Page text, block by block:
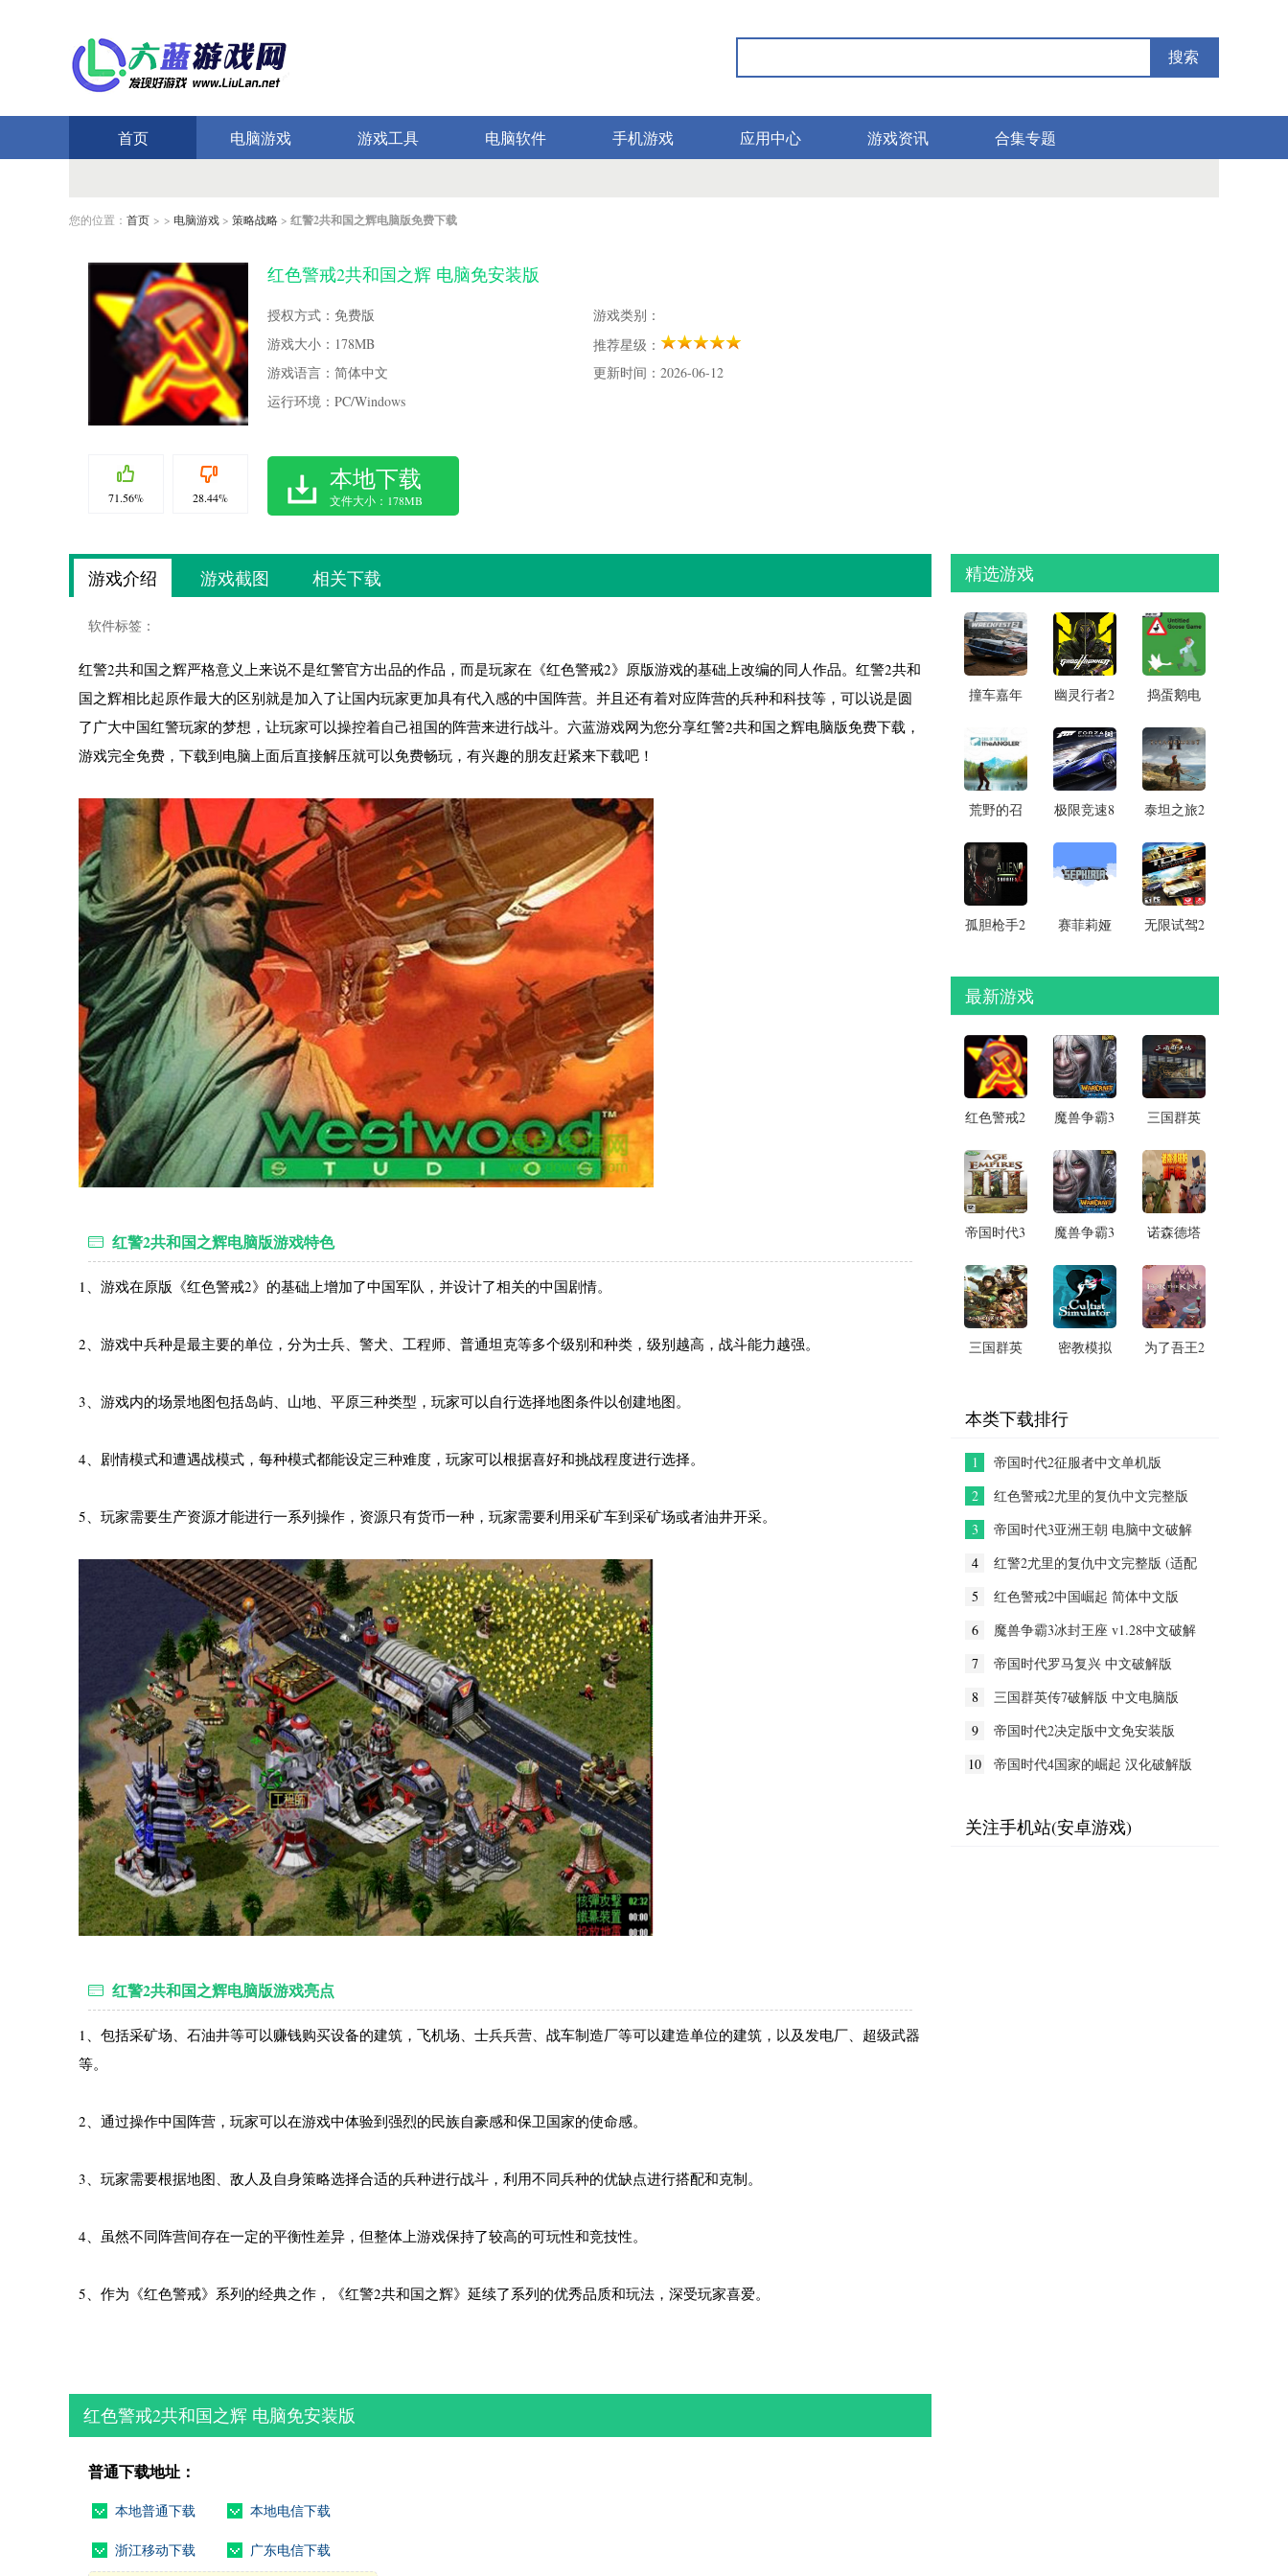
搜索
首页 电脑游戏 游戏工具 电脑软件 手机游戏 应用中心 游戏资讯 合集专题
您的位置： 首页 > > 电脑游戏 > 策略战略 > 红警2共和国之辉电脑版免费下载
71.56% 28.44%
红色警戒2共和国之辉 电脑免安装版
授权方式：免费版
游戏类别：
游戏大小：178MB
推荐星级：
游戏语言：简体中文
更新时间：2026-06-12
运行环境：PC/Windows
本地下载
文件大小：178MB
游戏介绍 游戏截图 相关下载
软件标签：
红警2共和国之辉严格意义上来说不是红警官方出品的作品，而是玩家在《红色警戒2》原版游戏的基础上改编的同人作品。红警2共和
国之辉相比起原作最大的区别就是加入了让国内玩家更加具有代入感的中国阵营。并且还有着对应阵营的兵种和科技等，可以说是圆
了广大中国红警玩家的梦想，让玩家可以操控着自己祖国的阵营来进行战斗。六蓝游戏网为您分享红警2共和国之辉电脑版免费下载，
游戏完全免费，下载到电脑上面后直接解压就可以免费畅玩，有兴趣的朋友赶紧来下载吧！
红警2共和国之辉电脑版游戏特色
1、游戏在原版《红色警戒2》的基础上增加了中国军队，并设计了相关的中国剧情。
2、游戏中兵种是最主要的单位，分为士兵、警犬、工程师、普通坦克等多个级别和种类，级别越高，战斗能力越强。
3、游戏内的场景地图包括岛屿、山地、平原三种类型，玩家可以自行选择地图条件以创建地图。
4、剧情模式和遭遇战模式，每种模式都能设定三种难度，玩家可以根据喜好和挑战程度进行选择。
5、玩家需要生产资源才能进行一系列操作，资源只有货币一种，玩家需要利用采矿车到采矿场或者油井开采。
红警2共和国之辉电脑版游戏亮点
1、包括采矿场、石油井等可以赚钱购买设备的建筑，飞机场、士兵兵营、战车制造厂等可以建造单位的建筑，以及发电厂、超级武器
等。
2、通过操作中国阵营，玩家可以在游戏中体验到强烈的民族自豪感和保卫国家的使命感。
3、玩家需要根据地图、敌人及自身策略选择合适的兵种进行战斗，利用不同兵种的优缺点进行搭配和克制。
4、虽然不同阵营间存在一定的平衡性差异，但整体上游戏保持了较高的可玩性和竞技性。
5、作为《红色警戒》系列的经典之作，《红警2共和国之辉》延续了系列的优秀品质和玩法，深受玩家喜爱。
红色警戒2共和国之辉 电脑免安装版
普通下载地址：
本地普通下载 本地电信下载
浙江移动下载 广东电信下载
精选游戏
撞车嘉年
幽灵行者2
捣蛋鹅电
荒野的召
极限竞速8
泰坦之旅2
孤胆枪手2
免费版
赛菲莉娅
无限试驾2
最新游戏
红色警戒2
辉 电脑免
安装版
魔兽争霸3
中文硬盘
破解版
三国群英
电脑破解
版
帝国时代3
电脑中文
破解版
魔兽争霸3
v1.28中文
破解版
诺森德塔
破解版
三国群英
密教模拟
为了吾王2
本类下载排行
1
帝国时代2征服者中文单机版
2
红色警戒2尤里的复仇中文完整版
3
帝国时代3亚洲王朝 电脑中文破解
4
红警2尤里的复仇中文完整版 (适配
5
红色警戒2中国崛起 简体中文版
6
魔兽争霸3冰封王座 v1.28中文破解
7
帝国时代罗马复兴 中文破解版
8
三国群英传7破解版 中文电脑版
9
帝国时代2决定版中文免安装版
10
帝国时代4国家的崛起 汉化破解版
关注手机站(安卓游戏)